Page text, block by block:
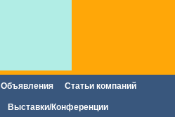
Объявления Статьи компаний
Выставки/Конференции